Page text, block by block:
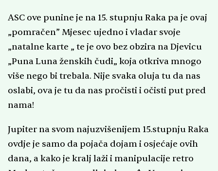
ASC ove punine je na 15. stupnju Raka pa je ovaj
„pomračen” Mjesec ujedno i vladar svoje
„natalne karte „ te je ovo bez obzira na Djevicu
„Puna Luna ženskih čudi„ koja otkriva mnogo
više nego bi trebala. Nije svaka oluja tu da nas
oslabi, ova je tu da nas pročisti i očisti put pred
nama!
Jupiter na svom najuzvišenijem 15.stupnju Raka
ovdje je samo da pojača dojam i osjećaje ovih
dana, a kako je kralj laži i manipulacije retro